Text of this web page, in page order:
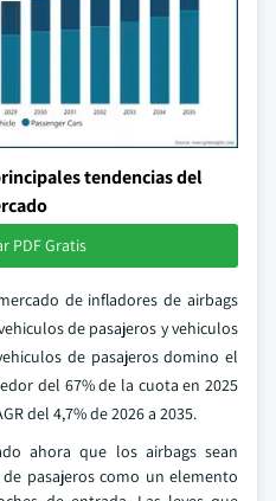
tendencias del
PDF Gratis
de infladores de airbags
de pasajeros y vehiculos
de pasajeros domino el
del 67% de la cuota en 2025
del 4,7% de 2026 a 2035.
ahora que los airbags sean
pasajeros como un elemento